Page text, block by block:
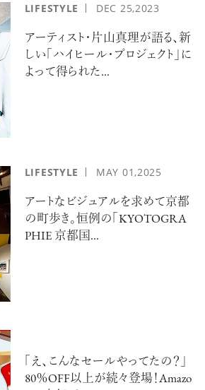
イド！京都で話題のラグジュアリー人
力車
の巨匠のアイデアから生まれた時計
禁断の不倫が夫婦の純愛をあぶり
出す“振りきったな”と感じた現代版・
谷崎映画『鍵』。愛は嫉妬を越えるの
か？
俳優
LIFESTYLE DEC 25,2023
アーティスト・片山真理が語る、新
しい「ハイヒール・プロジェクト」に
よって得られた...
LIFESTYLE MAY 01,2025
アートなビジュアルを求めて京都
の町歩き。恒例の「KYOTOGRA
PHIE 京都国...
「え、こんなセールやってたの？」
80％OFF以上が続々登場！Amazo